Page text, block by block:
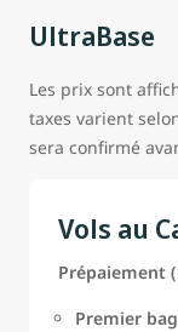
UltraBase
Les prix sont
taxes varient
sera confirmé
Vols au
Prépaiement
Premier